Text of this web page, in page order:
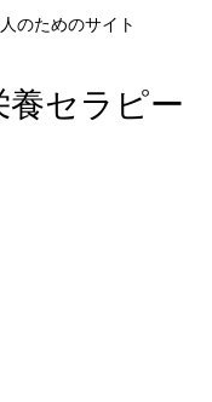
のためのサイト
養セラピー